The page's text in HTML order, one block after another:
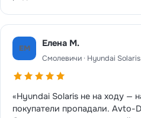
ЕМ Елена М.
Смолевичи · Hyundai Solaris
«Hyundai Solaris не на ходу —
покупатели пропадали. Avto-